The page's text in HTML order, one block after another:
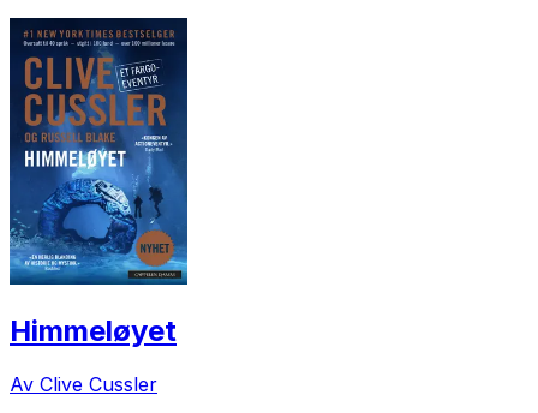
Himmeløyet
Av Clive Cussler